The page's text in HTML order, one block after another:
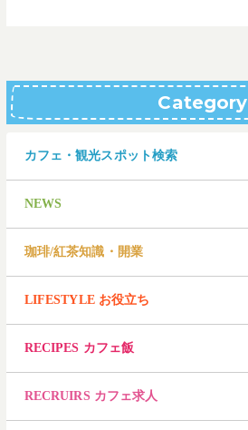
Category
カフェ・観光スポット検索
NEWS
珈琲/紅茶知識・開業
LIFESTYLE お役立ち
RECIPES カフェ飯
RECRUIRS カフェ求人